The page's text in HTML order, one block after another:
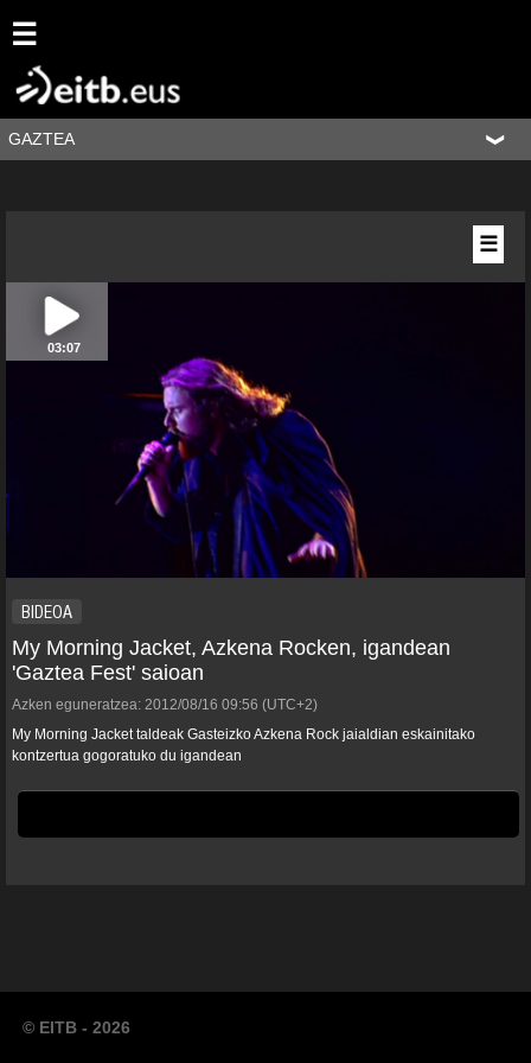
☰
GAZTEA
03:07
BIDEOA
My Morning Jacket, Azkena Rocken, igandean
'Gaztea Fest' saioan
Azken eguneratzea: 2012/08/16 09:56 (UTC+2)
My Morning Jacket taldeak Gasteizko Azkena Rock jaialdian eskainitako
kontzertua gogoratuko du igandean
☰
© EITB - 2026